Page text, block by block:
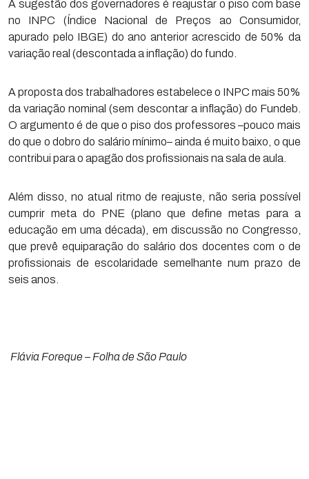
A sugestão dos governadores é reajustar o piso com base
no INPC (Índice Nacional de Preços ao Consumidor,
apurado pelo IBGE) do ano anterior acrescido de 50% da
variação real (descontada a inflação) do fundo.
A proposta dos trabalhadores estabelece o INPC mais 50%
da variação nominal (sem descontar a inflação) do Fundeb.
O argumento é de que o piso dos professores –pouco mais
do que o dobro do salário mínimo– ainda é muito baixo, o que
contribui para o apagão dos profissionais na sala de aula.
Além disso, no atual ritmo de reajuste, não seria possível
cumprir meta do PNE (plano que define metas para a
educação em uma década), em discussão no Congresso,
que prevê equiparação do salário dos docentes com o de
profissionais de escolaridade semelhante num prazo de
seis anos.
Flávia Foreque – Folha de São Paulo